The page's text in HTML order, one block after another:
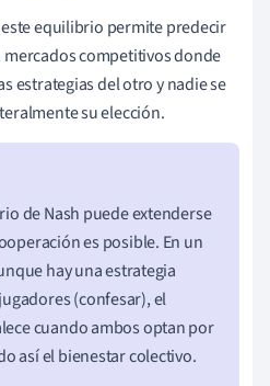
equilibrio permite predecir
competitivos donde
estrategias del otro y nadie se
su elección.
de Nash puede extenderse
es posible. En un
hay una estrategia
(confesar), el
cuando ambos optan por
así el bienestar colectivo.